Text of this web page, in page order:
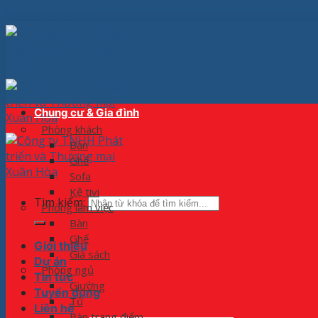
Tìm kiếm:
Giới thiệu
Dự án
Tin tức
Tuyển dụng
Liên hệ
Chung cư & Gia đình
Phòng khách
Bàn
Ghế
Sofa
Kệ tivi
Phòng làm việc
Bàn
Ghế
Giá sách
Phòng ngủ
Giường
Tủ